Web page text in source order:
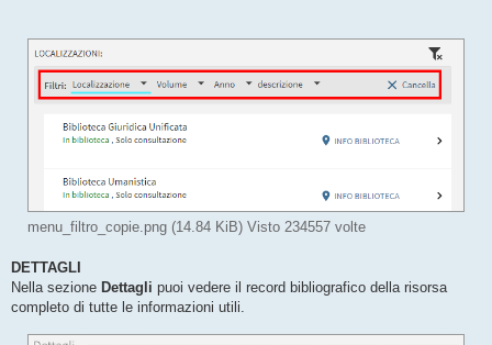
menu_filtro_copie.png (14.84 KiB) Visto 234557 volte
DETTAGLI
Nella sezione Dettagli puoi vedere il record bibliografico della risorsa
completo di tutte le informazioni utili.